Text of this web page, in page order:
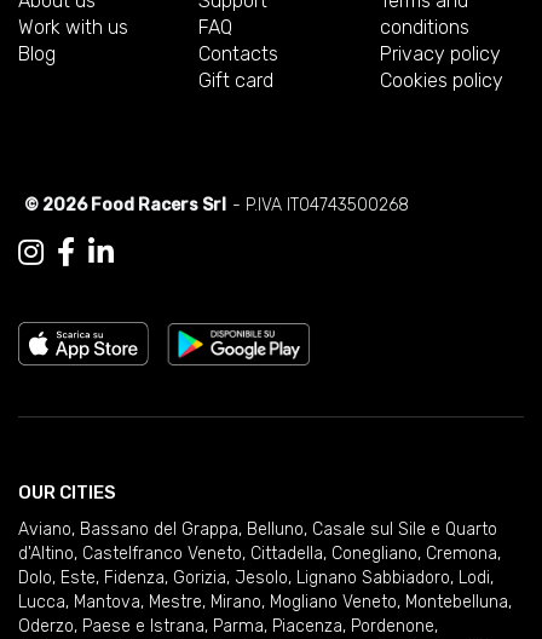
Work with us
Blog
FAQ
Contacts
Gift card
conditions
Privacy policy
Cookies policy
© 2026 Food Racers Srl - P.IVA IT04743500268
OUR CITIES
Aviano, Bassano del Grappa, Belluno, Casale sul Sile e Quarto
d'Altino, Castelfranco Veneto, Cittadella, Conegliano, Cremona,
Dolo, Este, Fidenza, Gorizia, Jesolo, Lignano Sabbiadoro, Lodi,
Lucca, Mantova, Mestre, Mirano, Mogliano Veneto, Montebelluna,
Oderzo, Paese e Istrana, Parma, Piacenza, Pordenone,